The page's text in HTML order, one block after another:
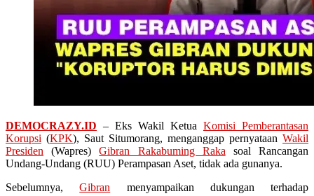
DEMOCRAZY.ID – Eks Wakil Ketua Komisi Pemberantasan
Korupsi (KPK), Saut Situmorang, menganggap pernyataan Wakil
Presiden (Wapres)Gibran Rakabuming Raka soal Rancangan
Undang-Undang (RUU) Perampasan Aset, tidak ada gunanya.
Sebelumnya,Gibran menyampaikan dukungan terhadap